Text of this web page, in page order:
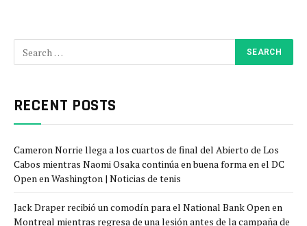
RECENT POSTS
Cameron Norrie llega a los cuartos de final del Abierto de Los
Cabos mientras Naomi Osaka continúa en buena forma en el DC
Open en Washington | Noticias de tenis
Jack Draper recibió un comodín para el National Bank Open en
Montreal mientras regresa de una lesión antes de la campaña de